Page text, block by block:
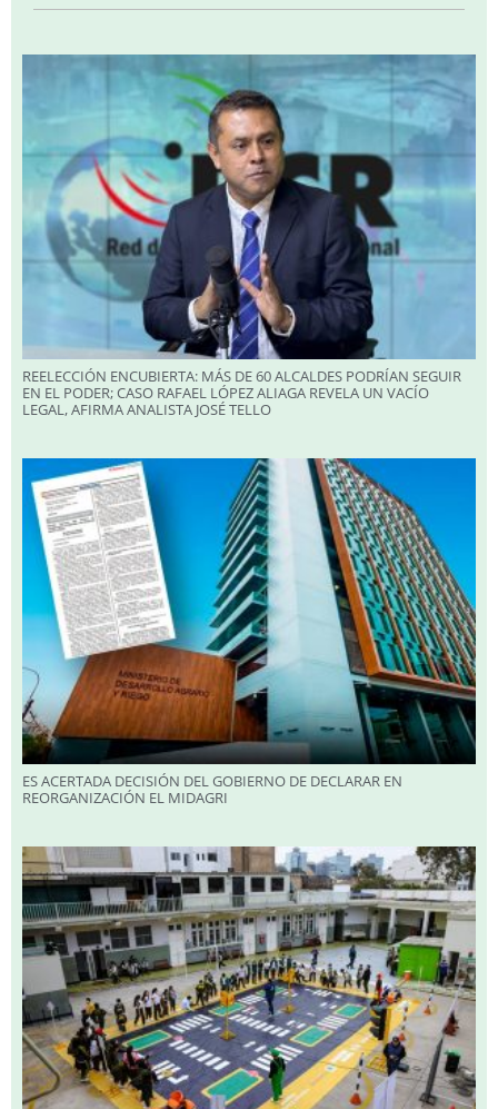
REELECCIÓN ENCUBIERTA: MÁS DE 60 ALCALDES PODRÍAN SEGUIR
EN EL PODER; CASO RAFAEL LÓPEZ ALIAGA REVELA UN VACÍO
LEGAL, AFIRMA ANALISTA JOSÉ TELLO
ES ACERTADA DECISIÓN DEL GOBIERNO DE DECLARAR EN
REORGANIZACIÓN EL MIDAGRI